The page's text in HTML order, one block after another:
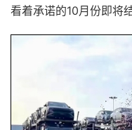
看着承诺的10月份即将结